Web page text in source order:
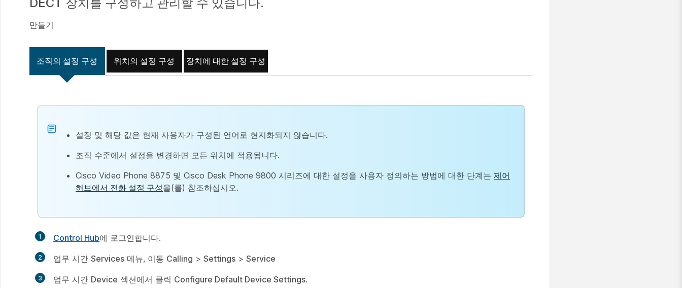
만들기
조직의 설정 구성 위치의 설정 구성 장치에 대한 설정 구성
설정 및 해당 값은 현재 사용자가 구성된 언어로 현지화되지 않습니다.
조직 수준에서 설정을 변경하면 모든 위치에 적용됩니다.
Cisco Video Phone 8875 및 Cisco Desk Phone 9800 시리즈에 대한 설정을 사용자 정의하는 방법에 대한 단계는 제어
허브에서 전화 설정 구성을(를) 참조하십시오.
1
들
Control Hub에 로그인합니다.
2
들
업무 시간 Services 메뉴, 이동 Calling > Settings > Service
3
업무 시간 Device 섹션에서 클릭 Configure Default Device Settings.